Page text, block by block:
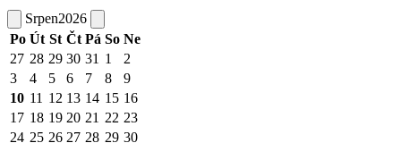
Srpen2026
Po Út St Čt Pá So Ne
27 28 29 30 31 1
2
3
4 5 6 7 8
9
10 11 12 13 14 15 16
17 18 19 20 21 22 23
24 25 26 27 28 29 30